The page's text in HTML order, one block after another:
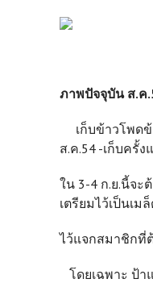
ภาพปัจจุบัน ส.ค
เก็บข้าวโพดข้
ส.ค.54 -เก็บครั้ง
ใน 3-4 ก.ย.นี้จะ
เตรียมไว้เป็นเม
ไว้แจกสมาชิกที่
โดยเฉพาะ ป้